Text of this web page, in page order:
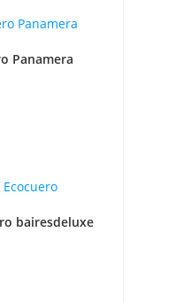
Panamera
bairesdeluxe